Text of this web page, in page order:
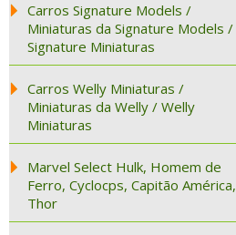
Carros Signature Models /
Miniaturas da Signature Models /
Signature Miniaturas
Carros Welly Miniaturas /
Miniaturas da Welly / Welly
Miniaturas
Marvel Select Hulk, Homem de
Ferro, Cyclocps, Capitão América,
Thor